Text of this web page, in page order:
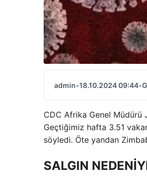
admin•18.10.2024 09:44•
CDC Afrika Genel Müdürü
Geçtiğimiz hafta 3.51
söyledi. Öte yandan
SALGIN